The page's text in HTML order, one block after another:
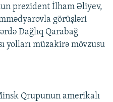
prezident İlham Əliyev,
görüşləri
Dağlıq Qarabağ
yolları müzakirə mövzusu
Qrupunun amerikalı